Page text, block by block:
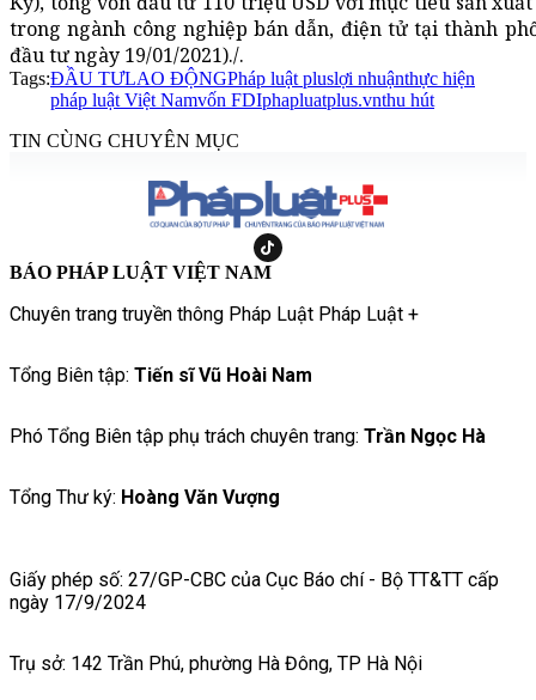
trong ngành công nghiệp bán dẫn, điện tử tại thành
đầu tư ngày 19/01/2021)./.
Tags:ĐẦU TƯLAO ĐỘNGPháp luật pluslợi nhuậnthực hiện
pháp luật Việt Namvốn FDIphapluatplus.vnthu hút
TIN CÙNG CHUYÊN MỤC
BÁO PHÁP LUẬT VIỆT NAM
Chuyên trang truyền thông Pháp Luật Pháp Luật +
Tổng Biên tập: Tiến sĩ Vũ Hoài Nam
Phó Tổng Biên tập phụ trách chuyên trang: Trần Ngọc Hà
Tổng Thư ký: Hoàng Văn Vượng
Giấy phép số: 27/GP-CBC của Cục Báo chí - Bộ TT&TT cấp
ngày 17/9/2024
Trụ sở: 142 Trần Phú, phường Hà Đông, TP Hà Nội